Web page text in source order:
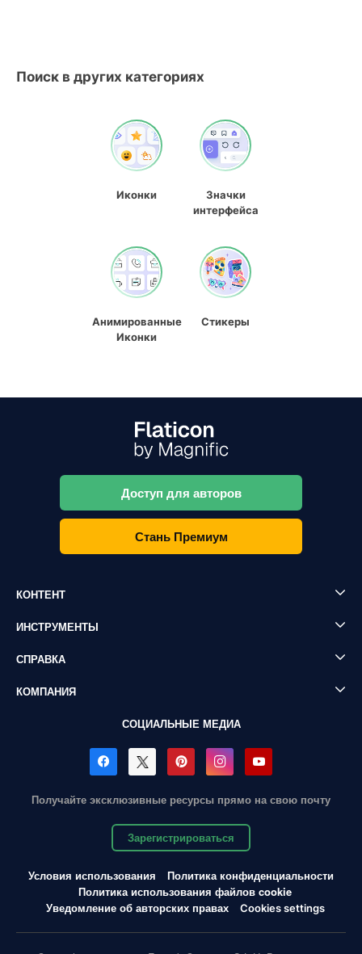
Поиск в других категориях
Иконки
Значки
интерфейса
Анимированные
Иконки
Стикеры
Доступ для авторов
Стань Премиум
КОНТЕНТ
ИНСТРУМЕНТЫ
СПРАВКА
КОМПАНИЯ
СОЦИАЛЬНЫЕ МЕДИА
Получайте эксклюзивные ресурсы прямо на свою почту
Зарегистрироваться
Условия использования
Политика конфиденциальности
Политика использования файлов cookie
Уведомление об авторских правах
Cookies settings